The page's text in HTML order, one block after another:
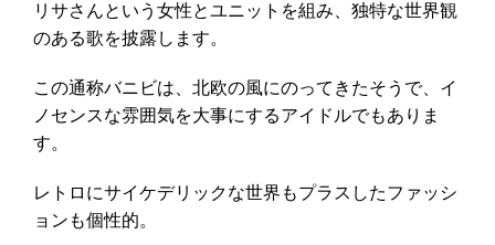
リサさんという女性とユニットを組み、独特な世界観
のある歌を披露します。
この通称バニビは、北欧の風にのってきたそうで、イ
ノセンスな雰囲気を大事にするアイドルでもありま
す。
レトロにサイケデリックな世界もプラスしたファッシ
ョンも個性的。